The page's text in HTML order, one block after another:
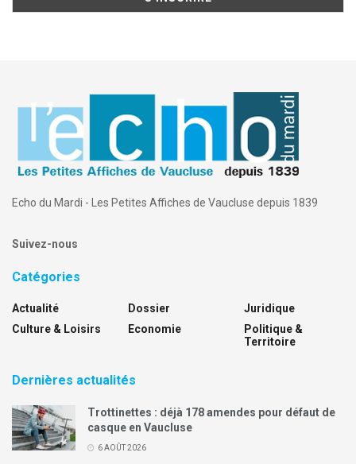
Echo du Mardi - Les Petites Affiches de Vaucluse depuis 1839
Suivez-nous
Catégories
Actualité
Culture & Loisirs
Dossier
Economie
Juridique
Politique &
Territoire
Dernières actualités
Trottinettes : déjà 178 amendes pour défaut de
casque en Vaucluse
6 AOÛT 2026